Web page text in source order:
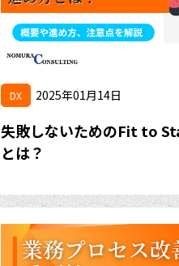
DX 2025年01月14日
失敗しないためのFit to
とは？